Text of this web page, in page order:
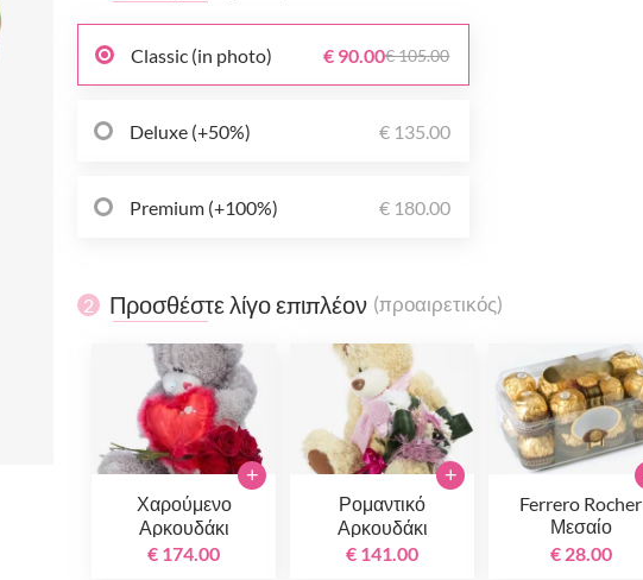
Classic (in photo) € 90.00€ 105.00
Deluxe (+50%) € 135.00
Premium (+100%) € 180.00
2 Προσθέστε λίγο επιπλέον (προαιρετικός)
Χαρούμενο
Αρκουδάκι
€ 174.00
+
Ρομαντικό
Αρκουδάκι
€ 141.00
+
Ferrero Rocher
Μεσαίο
€ 28.00